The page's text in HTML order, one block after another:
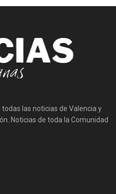
las noticias de Valencia y
Noticias de toda la Comunidad